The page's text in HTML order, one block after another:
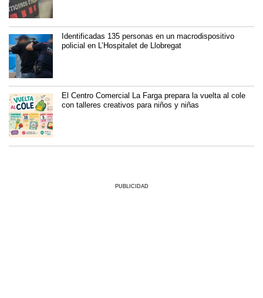
Identificadas 135 personas en un macrodispositivo
policial en L’Hospitalet de Llobregat
El Centro Comercial La Farga prepara la vuelta al cole
con talleres creativos para niños y niñas
PUBLICIDAD